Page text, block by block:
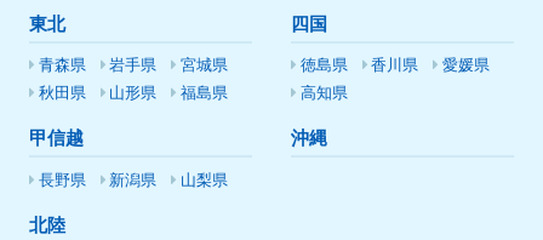
東北
青森県 岩手県
宮城県
秋田県
山形県 福島県
甲信越
長野県 新潟県 山梨県
北陸
四国
徳島県 香川県
愛媛県
高知県
沖縄